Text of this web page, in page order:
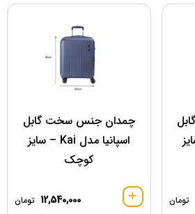
چمدان جنس سخت گابل
اسپانیا مدل Kai – سایز
کوچک
12,540,000 تومان